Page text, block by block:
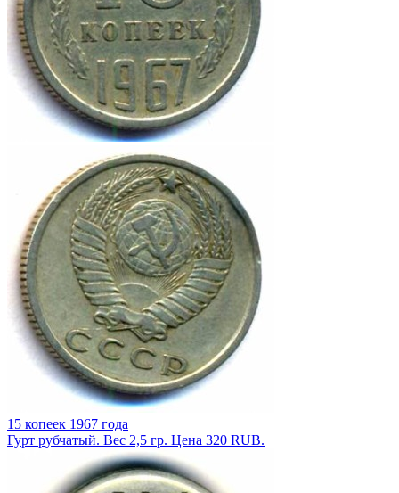
15 копеек 1967 года
Гурт рубчатый. Вес 2,5 гр. Цена 320 RUB.